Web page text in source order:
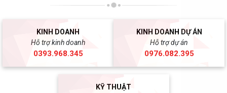
KINH DOANH
Hỗ trợ kinh doanh
0393.968.345
KINH DOANH DỰ ÁN
Hỗ trợ dự án
0976.082.395
KỸ THUẬT